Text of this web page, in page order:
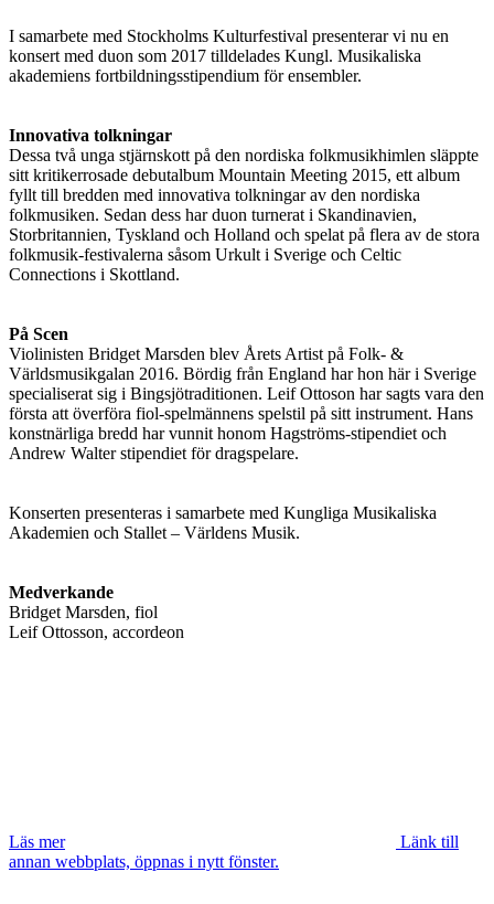
I samarbete med Stockholms Kulturfestival presenterar vi nu en
konsert med duon som 2017 tilldelades Kungl. Musikaliska
akademiens fortbildningsstipendium för ensembler.
Innovativa tolkningar
Dessa två unga stjärnskott på den nordiska folkmusikhimlen släppte
sitt kritikerrosade debutalbum Mountain Meeting 2015, ett album
fyllt till bredden med innovativa tolkningar av den nordiska
folkmusiken. Sedan dess har duon turnerat i Skandinavien,
Storbritannien, Tyskland och Holland och spelat på flera av de stora
folkmusik-festivalerna såsom Urkult i Sverige och Celtic
Connections i Skottland.
På Scen
Violinisten Bridget Marsden blev Årets Artist på Folk- &
Världsmusikgalan 2016. Bördig från England har hon här i Sverige
specialiserat sig i Bingsjötraditionen. Leif Ottoson har sagts vara den
första att överföra fiol-spelmännens spelstil på sitt instrument. Hans
konstnärliga bredd har vunnit honom Hagströms-stipendiet och
Andrew Walter stipendiet för dragspelare.
Konserten presenteras i samarbete med Kungliga Musikaliska
Akademien och Stallet – Världens Musik.
Medverkande
Bridget Marsden, fiol
Leif Ottosson, accordeon
Läs mer
Länk till
annan webbplats, öppnas i nytt fönster.